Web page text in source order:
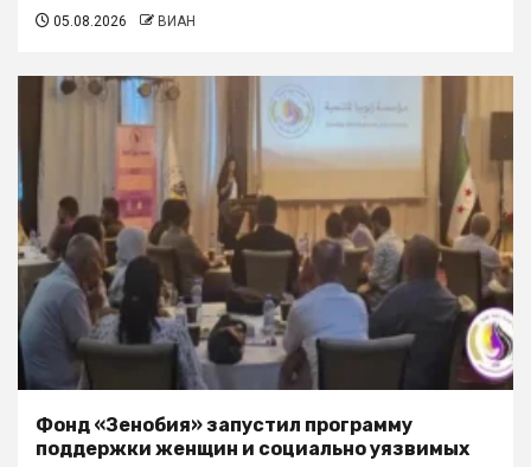
05.08.2026 ВИАН
Фонд «Зенобия» запустил программу
поддержки женщин и социально уязвимых